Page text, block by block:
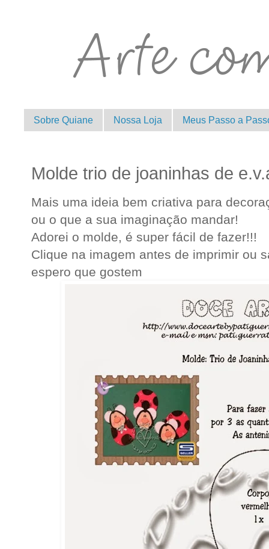
Sobre Quiane Nossa Loja Meus Passo a
Molde trio de joaninhas de
Mais uma ideia bem criativa para
ou o que a sua imaginação mandar!
Adorei o molde, é super fácil de fazer!!!
Clique na imagem antes de imprimir ou
espero que gostem